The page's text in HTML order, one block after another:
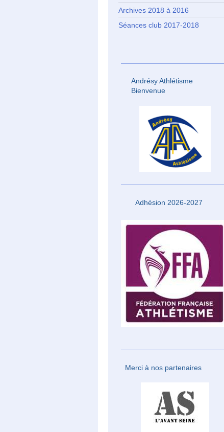
Archives 2018 à 2016
Séances club 2017-2018
Andrésy Athlétisme
Bienvenue
Adhésion 2026-2027
Merci à nos partenaires